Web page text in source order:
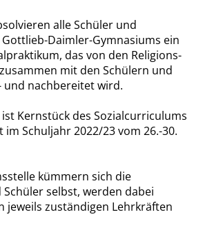
alle Schüler und
Daimler-Gymnasiums ein
das von den Religions-
mit den Schülern und
und nachbereitet wird.
Kernstück des Sozialcurriculums
im Schuljahr 2022/23 vom 26.-30.
kümmern sich die
selbst, werden dabei
jeweils zuständigen Lehrkräften
Termine
News
Download